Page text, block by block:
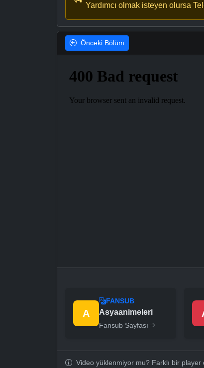
Yardımcı olmak isteyen olursa
Önceki Bölüm
A
FANSUB
Asyaanimeleri
Fansub Sayfası
Video yüklenmiyor mu? Farklı bir player